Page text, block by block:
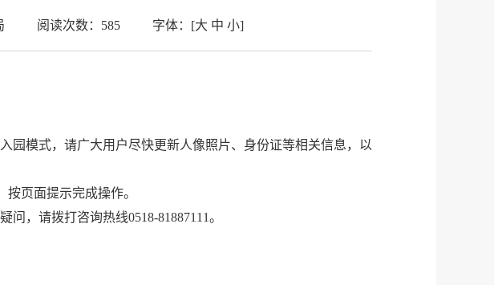
阅读次数： 585 字体： [大 中 小]
园模式，请广大用户尽快更新人像照片、身份证等相关信息，以
页面提示完成操作。
，请拨打咨询热线0518-81887111。